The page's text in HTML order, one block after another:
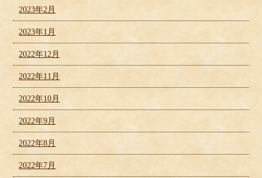
2023年2月
2023年1月
2022年12月
2022年11月
2022年10月
2022年9月
2022年8月
2022年7月